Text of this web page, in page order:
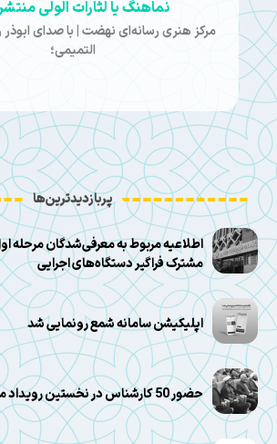
نماهنگ یا لثارات الولی
مرکز هنری رسانه‌ای نهضت | با صدای
التمیمی؛
پربازدیدترین‌ها
اطلاعیه مربوط به معرفی‌شدگان مرحله
مشترک فراگیر دستگاه‌های اجرایی
اپلیکیشن سامانه شمع رونمایی شد
حضور 50 کارشناس در نخستین رویداد منطقه‌ای قرآنی